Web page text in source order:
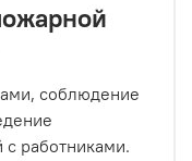
соблюдение
работниками.